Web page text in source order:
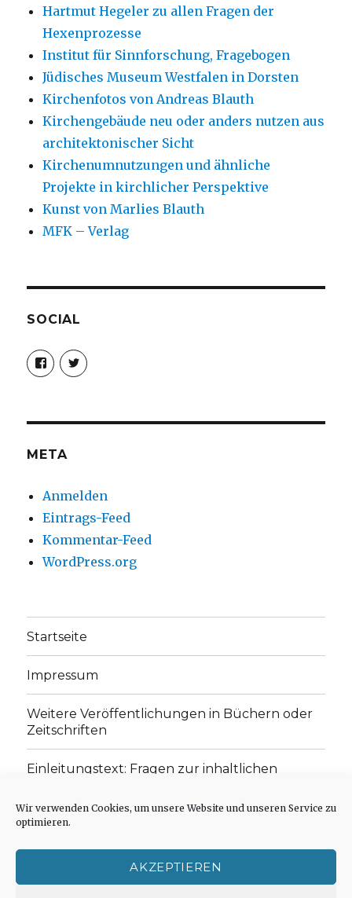
Wir verwenden Cookies, um unsere Website und unseren Service zu
optimieren.
AKZEPTIEREN
Hartmut Hegeler zu allen Fragen der
Hexenprozesse
Institut für Sinnforschung, Fragebogen
Jüdisches Museum Westfalen in Dorsten
Kirchenfotos von Andreas Blauth
Kirchengebäude neu oder anders nutzen aus
architektonischer Sicht
Kirchenumnutzungen und ähnliche
Projekte in kirchlicher Perspektive
Kunst von Marlies Blauth
MFK – Verlag
SOCIAL
Profil
von
christoph.fleischer1
anzeigen
Profil
von
anzeigen
META
Anmelden
Eintrags-Feed
Kommentar-Feed
WordPress.org
Startseite
Impressum
Weitere Veröffentlichungen in Büchern oder
Zeitschriften
Einleitungstext: Fragen zur inhaltlichen
„schwachen Glaubens“